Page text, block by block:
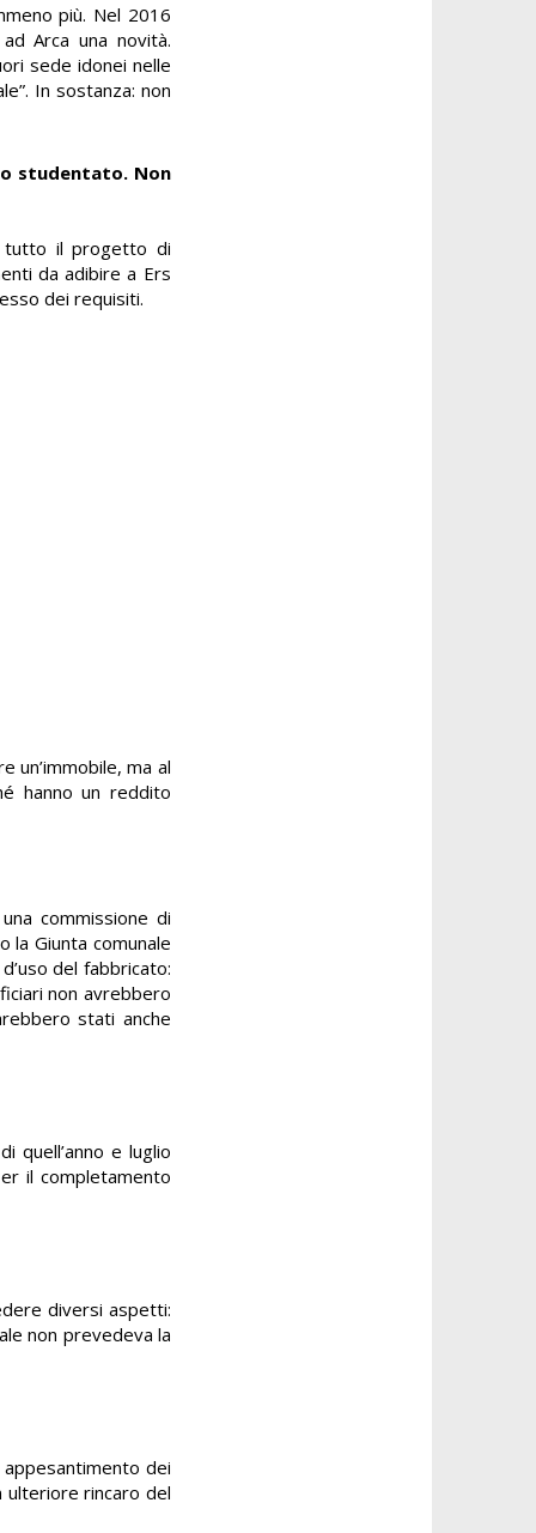
più. Nel 2016
Arca una novità.
sede idonei nelle
In sostanza: non
studentato. Non
tutto il progetto di
da adibire a Ers
dei requisiti.
un’immobile, ma al
hanno un reddito
commissione di
la Giunta comunale
del fabbricato:
non avrebbero
stati anche
quell’anno e luglio
il completamento
diversi aspetti:
non prevedeva la
dei
ulteriore rincaro del